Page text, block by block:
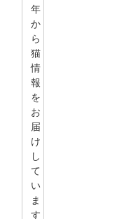
年
か
ら
猫
情
報
を
お
届
け
し
て
い
ま
す